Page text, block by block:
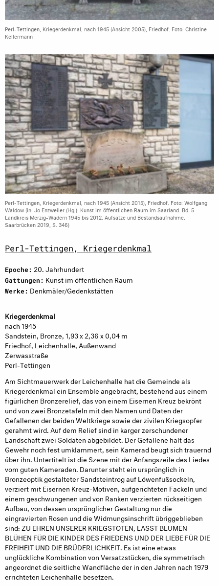
Perl-Tettingen, Kriegerdenkmal, nach 1945 (Ansicht 2005), Friedhof. Foto: Christine
Kellermann
Perl-Tettingen, Kriegerdenkmal, nach 1945 (Ansicht 2015), Friedhof. Foto: Wolfgang
Waldow (in: Jo Enzweiler (Hg.): Kunst im öffentlichen Raum im Saarland. Bd. 5
Landkreis Merzig-Wadern 1945 bis 2012. Aufsätze und Bestandsaufnahme.
Saarbrücken 2019, S. 346)
Perl-Tettingen, Kriegerdenkmal
Epoche: 20. Jahrhundert
Gattungen: Kunst im öffentlichen Raum
Werke: Denkmäler/Gedenkstätten
Kriegerdenkmal
nach 1945
Sandstein, Bronze, 1,93 x 2,36 x 0,04 m
Friedhof, Leichenhalle, Außenwand
Zerwasstraße
Perl-Tettingen
Am Sichtmauerwerk der Leichenhalle hat die Gemeinde als
Kriegerdenkmal ein Ensemble angebracht, bestehend aus einem
figürlichen Bronzerelief, das von einem Eisernen Kreuz bekrönt
und von zwei Bronzetafeln mit den Namen und Daten der
Gefallenen der beiden Weltkriege sowie der zivilen Kriegsopfer
gerahmt wird. Auf dem Relief sind in karger zerschundener
Landschaft zwei Soldaten abgebildet. Der Gefallene hält das
Gewehr noch fest umklammert, sein Kamerad beugt sich trauernd
über ihn. Untertitelt ist die Szene mit der Anfangszeile des Liedes
vom guten Kameraden. Darunter steht ein ursprünglich in
Bronzeoptik gestalteter Sandsteintrog auf Löwenfußsockeln,
verziert mit Eisernen Kreuz-Motiven, aufgerichteten Fackeln und
einem geschwungenen und von Ranken verzierten rückseitigen
Aufbau, von dessen ursprünglicher Gestaltung nur die
eingravierten Rosen und die Widmungsinschrift übriggeblieben
sind: ZU EHREN UNSERER KRIEGSTOTEN, LASST BLUMEN
BLÜHEN FÜR DIE KINDER DES FRIEDENS UND DER LIEBE FÜR DIE
FREIHEIT UND DIE BRÜDERLICHKEIT. Es ist eine etwas
unglückliche Kombination von Versatzstücken, die symmetrisch
angeordnet die seitliche Wandfläche der in den Jahren nach 1979
errichteten Leichenhalle besetzen.